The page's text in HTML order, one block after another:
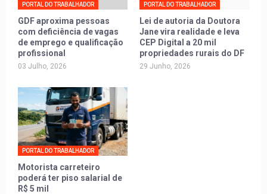
PORTAL DO TRABALHADOR
GDF aproxima pessoas
com deficiência de vagas
de emprego e qualificação
profissional
03 Julho, 2026
PORTAL DO TRABALHADOR
Lei de autoria da Doutora
Jane vira realidade e leva
CEP Digital a 20 mil
propriedades rurais do DF
29 Junho, 2026
PORTAL DO TRABALHADOR
Motorista carreteiro
poderá ter piso salarial de
R$ 5 mil